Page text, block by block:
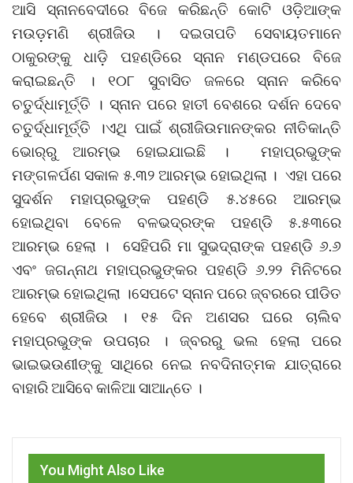
ଆସି ସ୍ନାନବେଦୀରେ ବିଜେ କରିଛନ୍ତି କୋଟି ଓଡ଼ିଆଙ୍କ
ମଉଡ଼ମଣି ଶ୍ରୀଜିଉ । ଦଇତାପତି ସେବାୟତମାନେ
ଠାକୁରଙ୍କୁ ଧାଡ଼ି ପହଣ୍ଡିରେ ସ୍ନାନ ମଣ୍ଡପରେ ବିଜେ
କରାଇଛନ୍ତି । ୧୦୮ ସୁବାସିତ ଜଳରେ ସ୍ନାନ କରିବେ
ଚତୁର୍ଦ୍ଧାମୂର୍ତ୍ତି । ସ୍ନାନ ପରେ ହାତୀ ବେଶରେ ଦର୍ଶନ ଦେବେ
ଚତୁର୍ଦ୍ଧାମୂର୍ତ୍ତି ।ଏଥି ପାଇଁ ଶ୍ରୀଜିଉମାନଙ୍କର ନୀତିକାନ୍ତି
ଭୋର୍‌ରୁ ଆରମ୍ଭ ହୋଇଯାଇଛି । ମହାପ୍ରଭୁଙ୍କ
ମଙ୍ଗଳର୍ପଣ ସକାଳ ୫.୩୨ ଆରମ୍ଭ ହୋଇଥିଲା । ଏହା ପରେ
ସୁଦର୍ଶନ ମହାପ୍ରଭୁଙ୍କ ପହଣ୍ଡି ୫.୪୫ରେ ଆରମ୍ଭ
ହୋଇଥିବା ବେଳେ ବଳଭଦ୍ରଙ୍କ ପହଣ୍ଡି ୫.୫୩ରେ
ଆରମ୍ଭ ହେଲା । ସେହିପରି ମା ସୁଭଦ୍ରାଙ୍କ ପହଣ୍ଡି ୬.୬
ଏବଂ ଜଗନ୍ନାଥ ମହାପ୍ରଭୁଙ୍କର ପହଣ୍ଡି ୬.୨୨ ମିନିଟରେ
ଆରମ୍ଭ ହୋଇଥିଲା ।ସେପଟେ ସ୍ନାନ ପରେ ଜ୍ବରରେ ପୀଡିତ
ହେବେ ଶ୍ରୀଜିଉ । ୧୫ ଦିନ ଅଣସର ଘରେ ଚାଲିବ
ମହାପ୍ରଭୁଙ୍କ ଉପଚାର । ଜ୍ବରରୁ ଭଲ ହେଲା ପରେ
ଭାଇଭଉଣୀଙ୍କୁ ସାଥିରେ ନେଇ ନବଦିନାତ୍ମକ ଯାତ୍ରାରେ
ବାହାରି ଆସିବେ କାଳିଆ ସାଆନ୍ତେ ।
You Might Also Like